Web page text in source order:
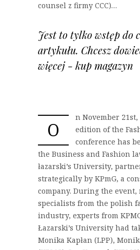
counsel z firmy CCC)…
Jest to tylko wstęp do
artykułu. Chcesz
więcej - kup magazyn
O
n November 21st,
edition of the
conference has
the Business and Fashion
łazarski’s University,
strategically by KPmG, a
company. During the event,
specialists from the polish
industry, experts from
Łazarski’s University had
Monika Kapłan (LPP),